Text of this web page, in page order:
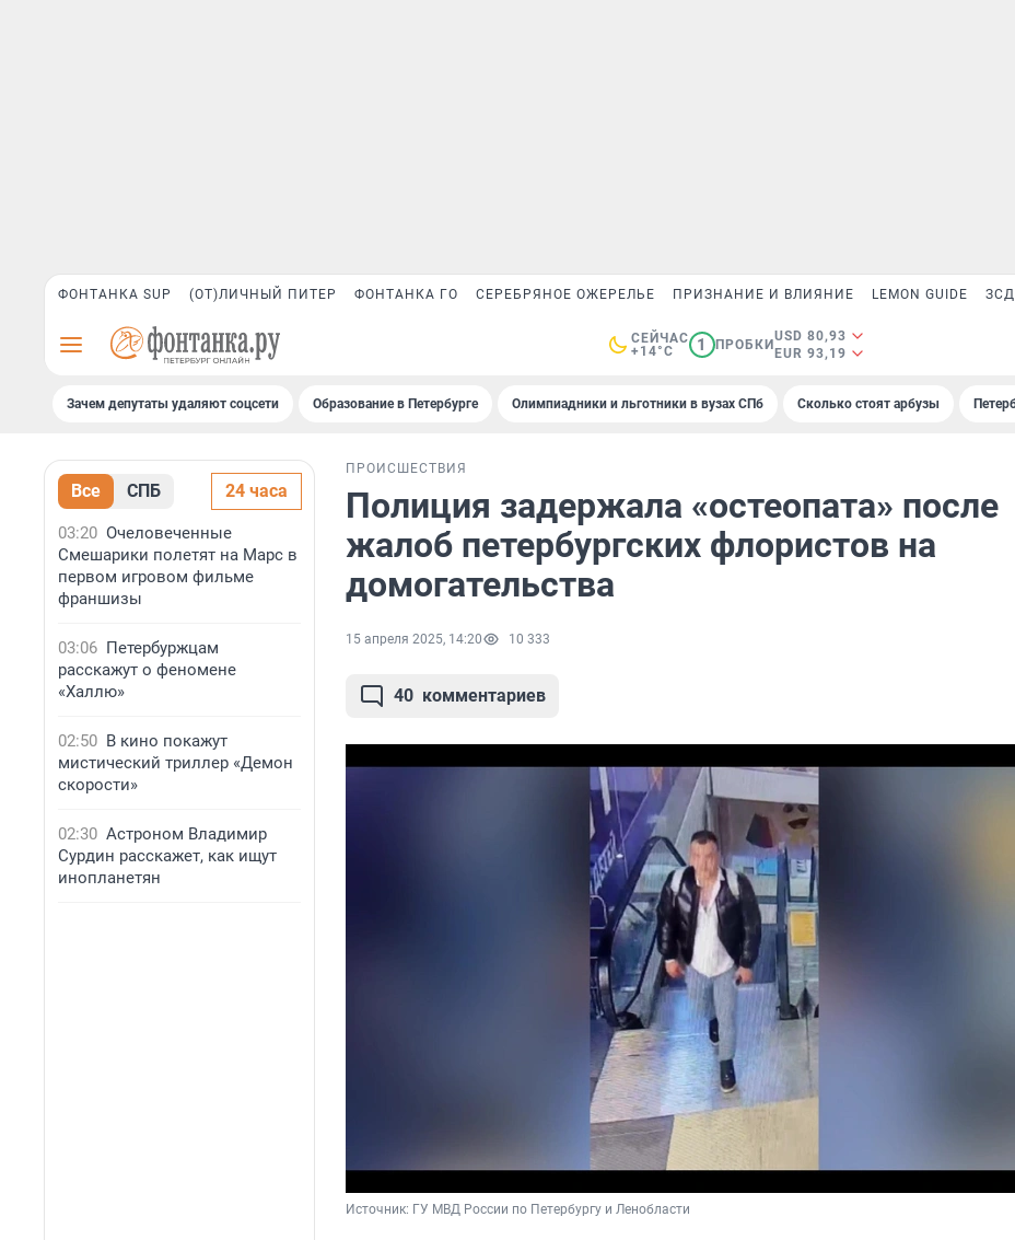
ФОНТАНКА SUP (ОТ)ЛИЧНЫЙ ПИТЕР ФОНТАНКА ГО СЕРЕБРЯНОЕ ОЖЕРЕЛЬЕ ПРИЗНАНИЕ И ВЛИЯНИЕ LEMON GUIDE
СЕЙЧАС
+14°C
1 ПРОБКИ
USD 80,93
EUR 93,19
Зачем депутаты удаляют соцсети Образование в Петербурге Олимпиадники и льготники в вузах СПб Сколько стоят арбузы
Все СПБ 24 часа
03:20 Очеловеченные
Смешарики полетят на Марс в
первом игровом фильме
франшизы
03:06 Петербуржцам
расскажут о феномене
«Халлю»
02:50 В кино покажут
мистический триллер «Демон
скорости»
02:30 Астроном Владимир
Сурдин расскажет, как ищут
инопланетян
ПРОИСШЕСТВИЯ
Полиция задержала «остеопата» после
жалоб петербургских флористов на
домогательства
15 апреля 2025, 14:20 10 333
40 комментариев
Источник: ГУ МВД России по Петербургу и Ленобласти